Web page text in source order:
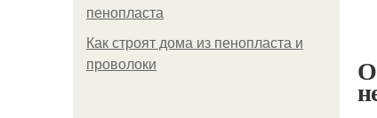
пенопласта
Как строят дома из пенопласта и
проволоки